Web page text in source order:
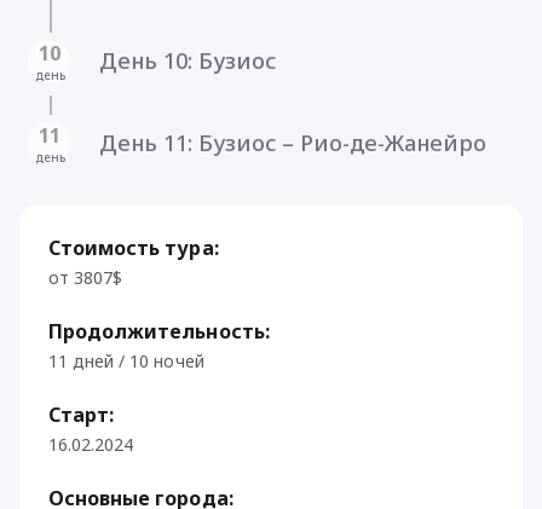
10
день День 10: Бузиос
11
день День 11: Бузиос – Рио-де-Жанейро
Стоимость тура:
от 3807$
Продолжительность:
11 дней / 10 ночей
Старт:
16.02.2024
Основные города: